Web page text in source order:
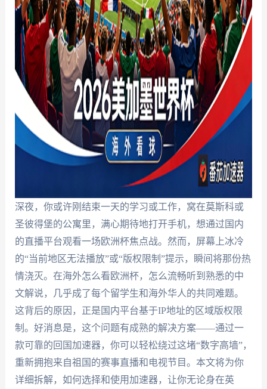
深夜，你或许刚结束一天的学习或工作，窝在莫斯科或
圣彼得堡的公寓里，满心期待地打开手机，想通过国内
的直播平台观看一场欧洲杯焦点战。然而，屏幕上冰冷
的“当前地区无法播放”或“版权限制”提示，瞬间将那份热
情浇灭。在海外怎么看欧洲杯，怎么流畅听到熟悉的中
文解说，几乎成了每个留学生和海外华人的共同难题。
这背后的原因，正是国内平台基于IP地址的区域版权限
制。好消息是，这个问题有成熟的解决方案——通过一
款可靠的回国加速器，你可以轻松绕过这堵“数字高墙”，
重新拥抱来自祖国的赛事直播和电视节目。本文将为你
详细拆解，如何选择和使用加速器，让你无论身在英